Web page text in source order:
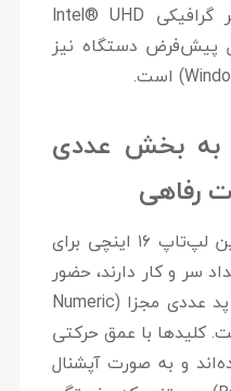
نسخه‌های پایه به پردازشگر گرافیکی Intel® UHD
پیش‌فرض دستگاه نیز
به بخش عددی
یکی از جذابیت‌های اصلی این لپ‌تاپ ۱۶ اینچی برای
سر و کار دارند، حضور
کیبورد سایز کامل به همراه پد عددی مجزا (Numeric
با عمق حرکتی
و به صورت آپشنال